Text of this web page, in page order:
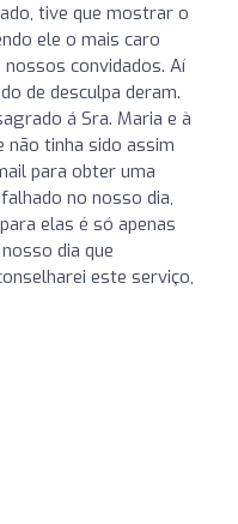
tive que mostrar o
ele o mais caro
convidados. Aí
de desculpa deram.
á Sra. Maria e à
não tinha sido assim
para obter uma
no nosso dia,
elas é só apenas
dia que
este serviço,